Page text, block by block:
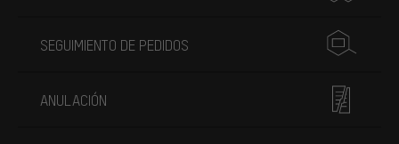
SEGUIMIENTO DE PEDIDOS
ANULACIÓN